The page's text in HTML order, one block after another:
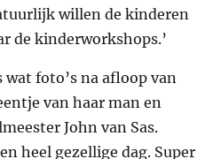
willen de kinderen
de kinderworkshops.’
foto’s na afloop van
van haar man en
John van Sas.
heel gezellige dag. Super